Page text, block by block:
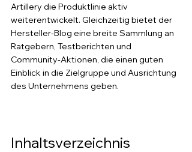
Artillery die Produktlinie aktiv
weiterentwickelt. Gleichzeitig bietet der
Hersteller-Blog eine breite Sammlung an
Ratgebern, Testberichten und
Community-Aktionen, die einen guten
Einblick in die Zielgruppe und Ausrichtung
des Unternehmens geben.
Inhaltsverzeichnis